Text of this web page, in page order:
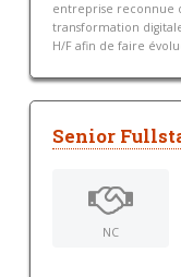
entreprise reconnue
transformation
H/F afin de faire
Senior
NC